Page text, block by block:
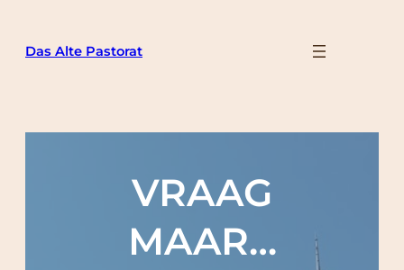
Das Alte Pastorat
VRAAG
MAAR…